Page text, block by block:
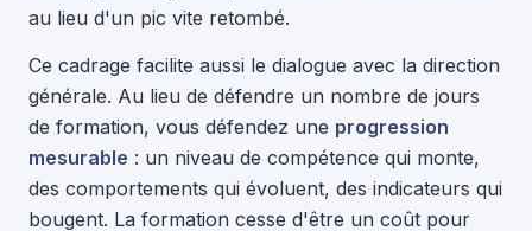
au lieu d'un pic vite retombé.
Ce cadrage facilite aussi le dialogue avec la direction
générale. Au lieu de défendre un nombre de jours
de formation, vous défendez une progression
mesurable : un niveau de compétence qui monte,
des comportements qui évoluent, des indicateurs qui
bougent. La formation cesse d'être un coût pour